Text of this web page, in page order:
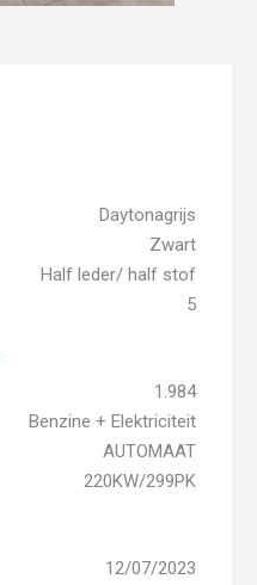
Daytonagrijs
Zwart
Half leder/ half stof
5
1.984
Benzine + Elektriciteit
AUTOMAAT
220KW/299PK
12/07/2023